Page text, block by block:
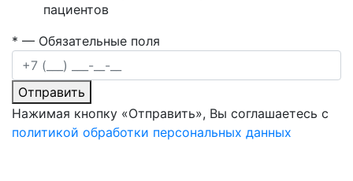
пациентов
* — Обязательные поля
Отправить
Нажимая кнопку «Отправить», Вы соглашаетесь с
политикой обработки персональных данных